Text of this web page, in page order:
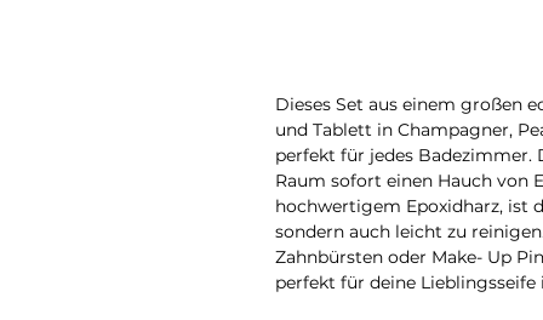
Dieses Set aus einem großen
und Tablett in Champagner,
perfekt für jedes Badezimmer.
Raum sofort einen Hauch von
hochwertigem Epoxidharz, ist
sondern auch leicht zu
Zahnbürsten oder Make- Up
perfekt für deine Lieblingsseife